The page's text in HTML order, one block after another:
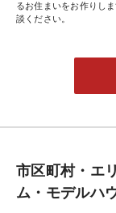
るお住まいをお作りし
談ください。
市区町村・エ
ム・モデルハ